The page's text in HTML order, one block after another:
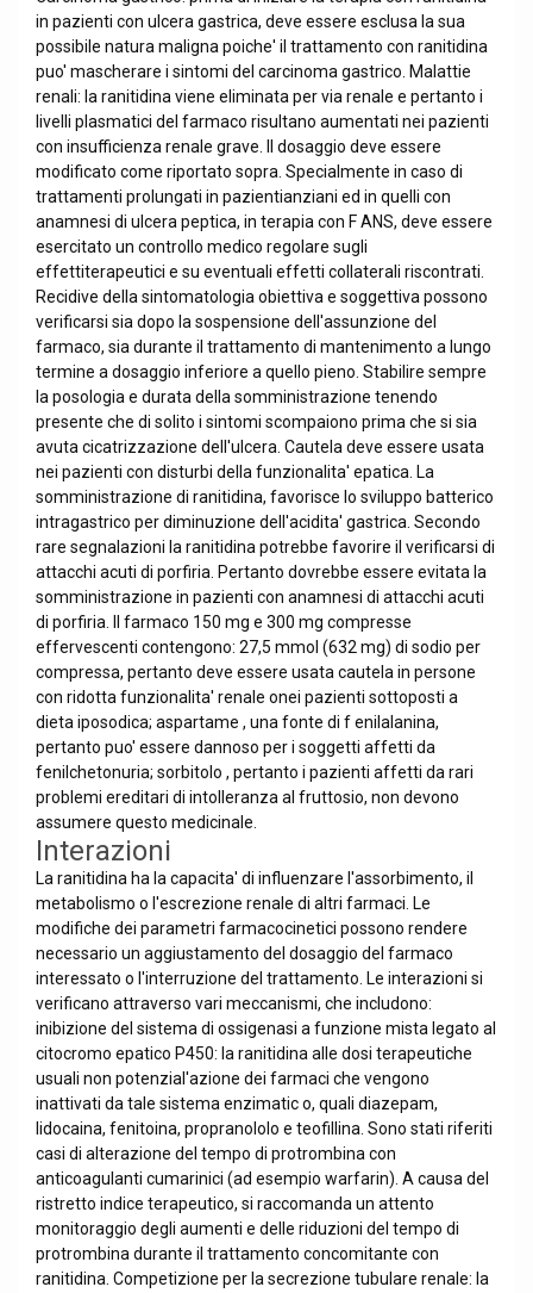
in pazienti con ulcera gastrica, deve essere esclusa la sua
possibile natura maligna poiche' il trattamento con ranitidina
puo' mascherare i sintomi del carcinoma gastrico. Malattie
renali: la ranitidina viene eliminata per via renale e pertanto i
livelli plasmatici del farmaco risultano aumentati nei pazienti
con insufficienza renale grave. Il dosaggio deve essere
modificato come riportato sopra. Specialmente in caso di
trattamenti prolungati in pazientianziani ed in quelli con
anamnesi di ulcera peptica, in terapia con F ANS, deve essere
esercitato un controllo medico regolare sugli
effettiterapeutici e su eventuali effetti collaterali riscontrati.
Recidive della sintomatologia obiettiva e soggettiva possono
verificarsi sia dopo la sospensione dell'assunzione del
farmaco, sia durante il trattamento di mantenimento a lungo
termine a dosaggio inferiore a quello pieno. Stabilire sempre
la posologia e durata della somministrazione tenendo
presente che di solito i sintomi scompaiono prima che si sia
avuta cicatrizzazione dell'ulcera. Cautela deve essere usata
nei pazienti con disturbi della funzionalita' epatica. La
somministrazione di ranitidina, favorisce lo sviluppo batterico
intragastrico per diminuzione dell'acidita' gastrica. Secondo
rare segnalazioni la ranitidina potrebbe favorire il verificarsi di
attacchi acuti di porfiria. Pertanto dovrebbe essere evitata la
somministrazione in pazienti con anamnesi di attacchi acuti
di porfiria. Il farmaco 150 mg e 300 mg compresse
effervescenti contengono: 27,5 mmol (632 mg) di sodio per
compressa, pertanto deve essere usata cautela in persone
con ridotta funzionalita' renale onei pazienti sottoposti a
dieta iposodica; aspartame , una fonte di f enilalanina,
pertanto puo' essere dannoso per i soggetti affetti da
fenilchetonuria; sorbitolo , pertanto i pazienti affetti da rari
problemi ereditari di intolleranza al fruttosio, non devono
assumere questo medicinale.
Interazioni
La ranitidina ha la capacita' di influenzare l'assorbimento, il
metabolismo o l'escrezione renale di altri farmaci. Le
modifiche dei parametri farmacocinetici possono rendere
necessario un aggiustamento del dosaggio del farmaco
interessato o l'interruzione del trattamento. Le interazioni si
verificano attraverso vari meccanismi, che includono:
inibizione del sistema di ossigenasi a funzione mista legato al
citocromo epatico P450: la ranitidina alle dosi terapeutiche
usuali non potenzial'azione dei farmaci che vengono
inattivati da tale sistema enzimatic o, quali diazepam,
lidocaina, fenitoina, propranololo e teofillina. Sono stati riferiti
casi di alterazione del tempo di protrombina con
anticoagulanti cumarinici (ad esempio warfarin). A causa del
ristretto indice terapeutico, si raccomanda un attento
monitoraggio degli aumenti e delle riduzioni del tempo di
protrombina durante il trattamento concomitante con
ranitidina. Competizione per la secrezione tubulare renale: la